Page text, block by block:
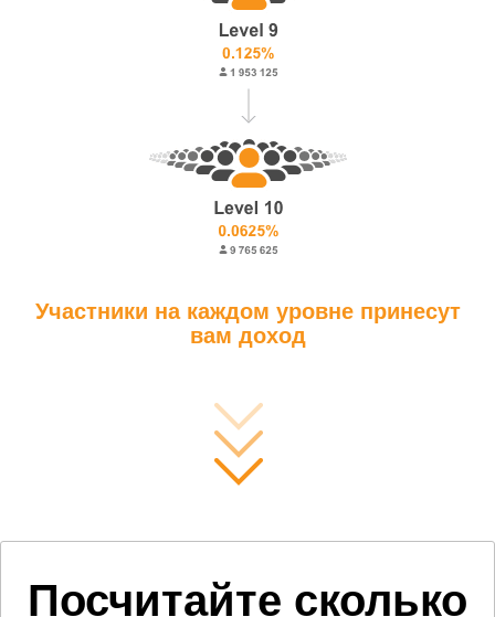
Участники на каждом уровне принесут
вам доход
Посчитайте сколько